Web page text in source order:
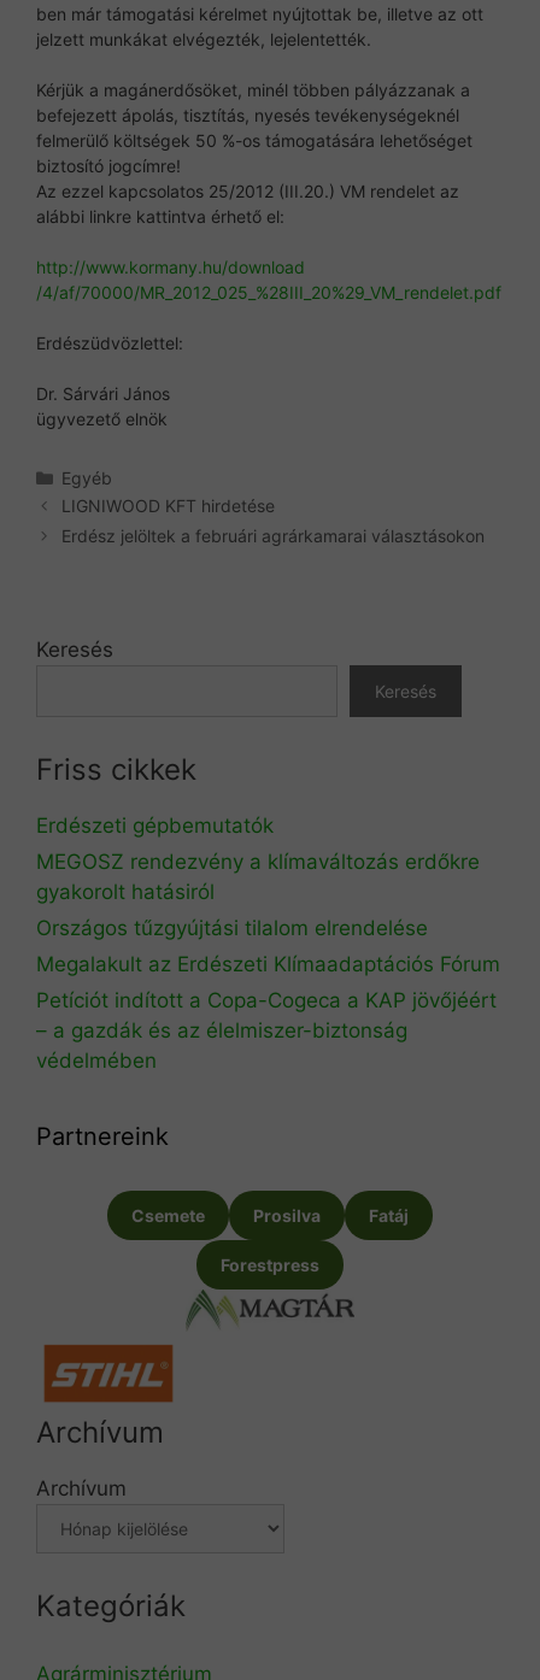
ben már támogatási kérelmet nyújtottak be, illetve az ott
jelzett munkákat elvégezték, lejelentették.
Kérjük a magánerdősöket, minél többen pályázzanak a
befejezett ápolás, tisztítás, nyesés tevékenységeknél
felmerülő költségek 50 %-os támogatására lehetőséget
biztosító jogcímre!
Az ezzel kapcsolatos 25/2012 (III.20.) VM rendelet az
alábbi linkre kattintva érhető el:
http://www.kormany.hu/download
/4/af/70000/MR_2012_025_%28III_20%29_VM_rendelet.pdf
Erdészüdvözlettel:
Dr. Sárvári János
ügyvezető elnök
Kategória
Egyéb
LIGNIWOOD KFT hirdetése
Erdész jelöltek a februári agrárkamarai választásokon
Keresés
Keresés
Friss cikkek
Erdészeti gépbemutatók
MEGOSZ rendezvény a klímaváltozás erdőkre
gyakorolt hatásiról
Országos tűzgyújtási tilalom elrendelése
Megalakult az Erdészeti Klímaadaptációs Fórum
Petíciót indított a Copa-Cogeca a KAP jövőjéért
– a gazdák és az élelmiszer-biztonság
védelmében
Partnereink
Csemete Prosilva Fatáj
Forestpress
Archívum
Archívum
Kategóriák
Agrárminisztérium